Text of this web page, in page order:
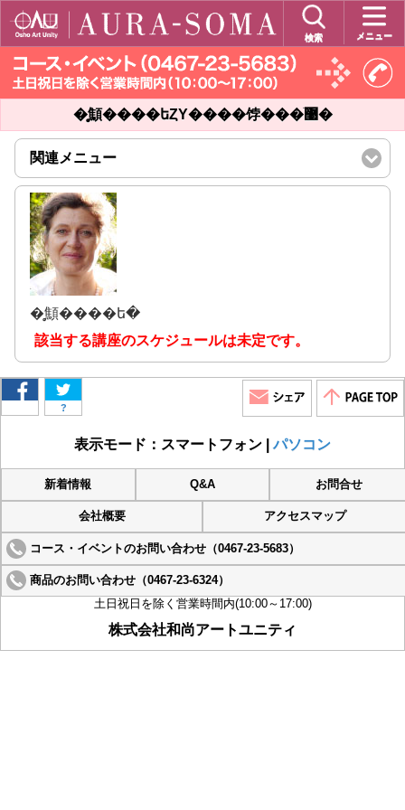
検索 メニュー
�̥顦����եȤΥ����饽���޹ֺ�
関連メニュー
to
�̥顦����ե�
該当する講座のスケジュールは未定です。
?
表示モード：スマートフォン |パソコン
新着情報 Q&A お問合せ
会社概要 アクセスマップ
コース・イベントのお問い合わせ（0467-23-5683）
商品のお問い合わせ（0467-23-6324）
土日祝日を除く営業時間内(10:00～17:00)
株式会社和尚アートユニティ